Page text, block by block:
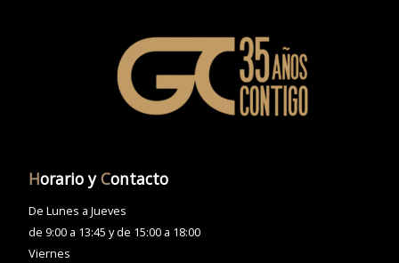
Horario yContacto
De Lunes a Jueves
de 9:00 a 13:45 y de 15:00 a 18:00
Viernes